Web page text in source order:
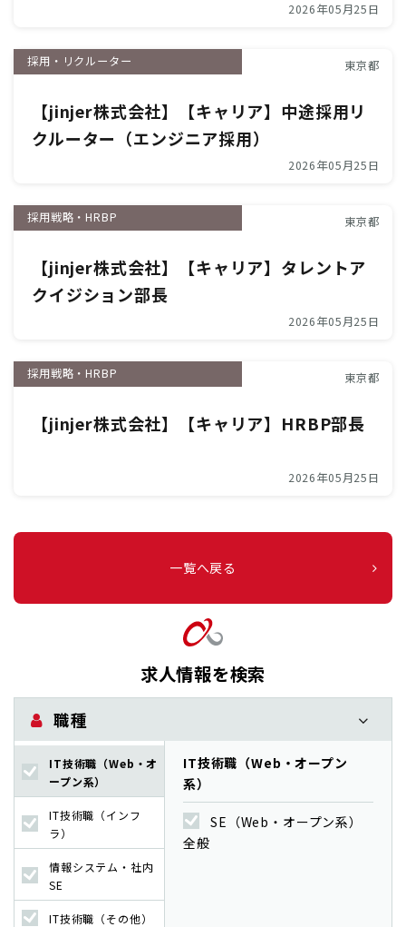
2026年05月25日
採用・リクルーター 東京都
【jinjer株式会社】【キャリア】中途採用リ
クルーター（エンジニア採用）
2026年05月25日
採用戦略・HRBP 東京都
【jinjer株式会社】【キャリア】タレントア
クイジション部長
2026年05月25日
採用戦略・HRBP 東京都
【jinjer株式会社】【キャリア】HRBP部長
2026年05月25日
一覧へ戻る
求人情報を検索
職種
IT技術職（Web・オ
ープン系）
IT技術職（インフ
ラ）
情報システム・社内
SE
IT技術職（その他）
IT技術職（Web・オープン
系）
SE（Web・オープン系）
全般